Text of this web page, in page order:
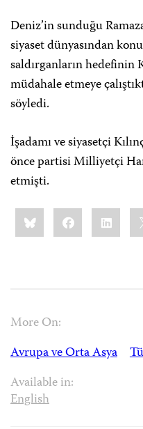
Deniz’in sunduğu
siyaset dünyasından
saldırganların hedefinin
müdahale etmeye
söyledi.
İşadamı ve siyasetçi
önce partisi Milliyetçi
etmişti.
Share
this:BlueskyFacebook
More On:
Avrupa ve Orta Asya
Available in:
English